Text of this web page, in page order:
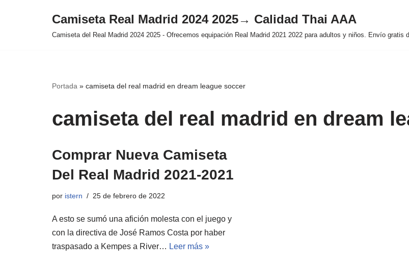
Camiseta Real Madrid 2024 2025→ Calidad Thai AAA
Camiseta del Real Madrid 2024 2025 - Ofrecemos equipación Real Madrid 2021 2022 para adultos y niños. Envío gratis
Portada » camiseta del real madrid en dream league soccer
camiseta del real madrid en dream
Comprar Nueva Camiseta
Del Real Madrid 2021-2021
por istern 25 de febrero de 2022
A esto se sumó una afición molesta con el juego y
con la directiva de José Ramos Costa por haber
traspasado a Kempes a River… Leer más »